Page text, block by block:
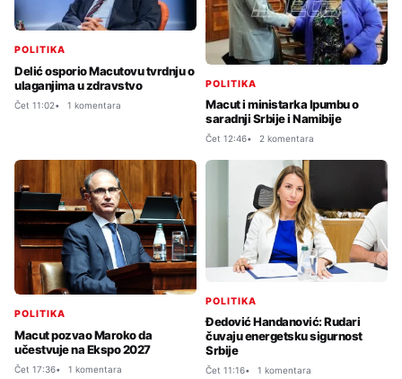
POLITIKA
Delić osporio Macutovu tvrdnju o
ulaganjima u zdravstvo
Čet 11:02 1 komentara
POLITIKA
Macut i ministarka Ipumbu o
saradnji Srbije i Namibije
Čet 12:46 2 komentara
POLITIKA
Macut pozvao Maroko da
učestvuje na Ekspo 2027
Čet 17:36 1 komentara
POLITIKA
Đedović Handanović: Rudari
čuvaju energetsku sigurnost
Srbije
Čet 11:16 1 komentara